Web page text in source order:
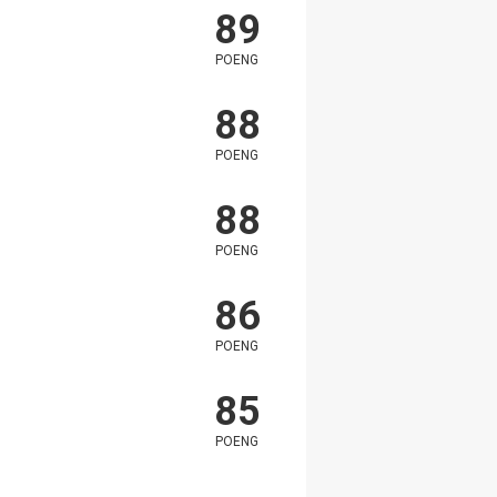
89
POENG
88
POENG
88
POENG
86
POENG
85
POENG